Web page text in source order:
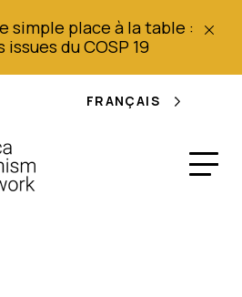
simple place à la table :
du COSP 19
FRANÇAIS